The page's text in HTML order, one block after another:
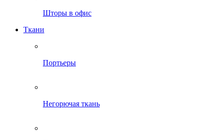
Шторы в офис
Ткани
Портьеры
Негорючая ткань